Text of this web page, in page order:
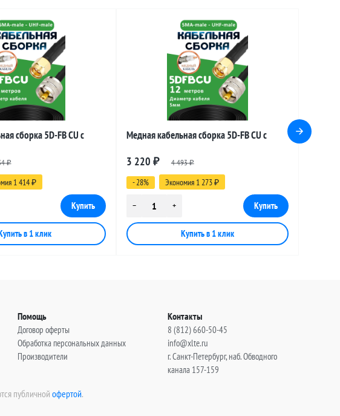
сборка 5D-FB CU с
₽
1 414 ₽
Медная кабельная сборка 5D-FB CU с
метров
3 220 ₽ 4 493₽
- 28% Экономия 1 273 ₽
Помощь
Договор оферты
Обработка персональных данных
Производители
Контакты
8 (812) 660-50-45
info@xlte.ru
г. Санкт-Петербург, наб. Обводного
канала 157-159
публичной офертой.